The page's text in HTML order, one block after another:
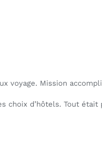
voyage. Mission
choix d’hôtels. Tout